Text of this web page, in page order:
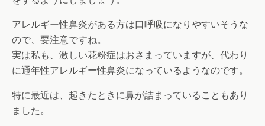
アレルギー性鼻炎がある方は口呼吸になりやすいそうな
ので、要注意ですね。
実は私も、激しい花粉症はおさまっていますが、代わり
に通年性アレルギー性鼻炎になっているようなのです。
特に最近は、起きたときに鼻が詰まっていることもあり
ました。